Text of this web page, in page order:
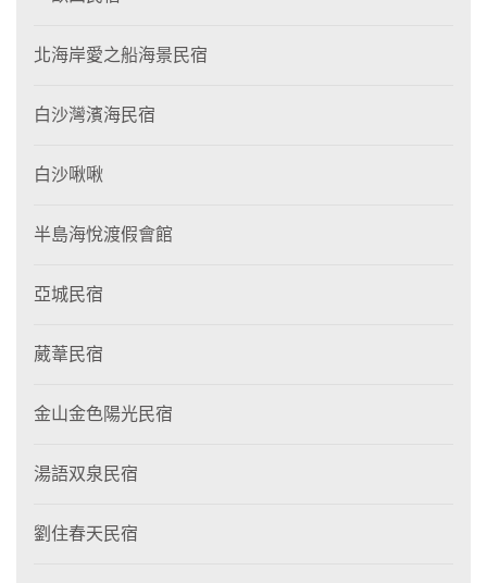
北海岸愛之船海景民宿
白沙灣濱海民宿
白沙啾啾
半島海悅渡假會館
亞城民宿
葳葦民宿
金山金色陽光民宿
湯語双泉民宿
劉住春天民宿